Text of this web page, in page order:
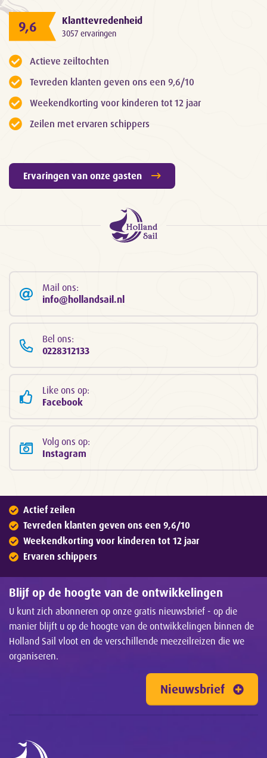
9,6 Klanttevredenheid
3057 ervaringen
Actieve zeiltochten
Tevreden klanten geven ons een 9,6/10
Weekendkorting voor kinderen tot 12 jaar
Zeilen met ervaren schippers
Ervaringen van onze gasten
Mail ons:
info@hollandsail.nl
Bel ons:
0228312133
Like ons op:
Facebook
Volg ons op:
Instagram
Actief zeilen
Tevreden klanten geven ons een 9,6/10
Weekendkorting voor kinderen tot 12 jaar
Ervaren schippers
Blijf op de hoogte van de ontwikkelingen
U kunt zich abonneren op onze gratis nieuwsbrief - op die
manier blijft u op de hoogte van de ontwikkelingen binnen de
Holland Sail vloot en de verschillende meezeilreizen die we
organiseren.
Nieuwsbrief